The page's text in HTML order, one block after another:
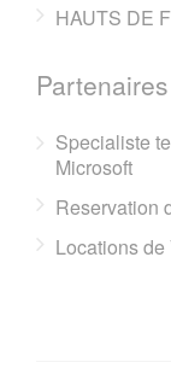
HAUTS DE
Partenaires
Specialiste
Microsoft
Reservation
Locations